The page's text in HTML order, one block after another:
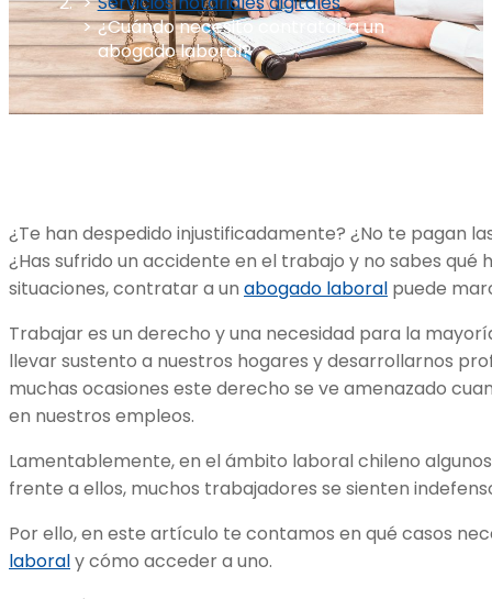
¿Cuándo necesito contratar a un
abogado laboral?
¿Te han despedido injustificadamente? ¿No te pagan
¿Has sufrido un accidente en el trabajo y no sabes qué
situaciones, contratar a un abogado laboral puede
Trabajar es un derecho y una necesidad para la
llevar sustento a nuestros hogares y desarrollarnos
muchas ocasiones este derecho se ve amenazado
en nuestros empleos.
Lamentablemente, en el ámbito laboral chileno
frente a ellos, muchos trabajadores se sienten
Por ello, en este artículo te contamos en qué casos
laboraly cómo acceder a uno.